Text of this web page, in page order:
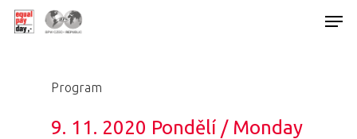
Program
9. 11. 2020 Pondělí / Monday